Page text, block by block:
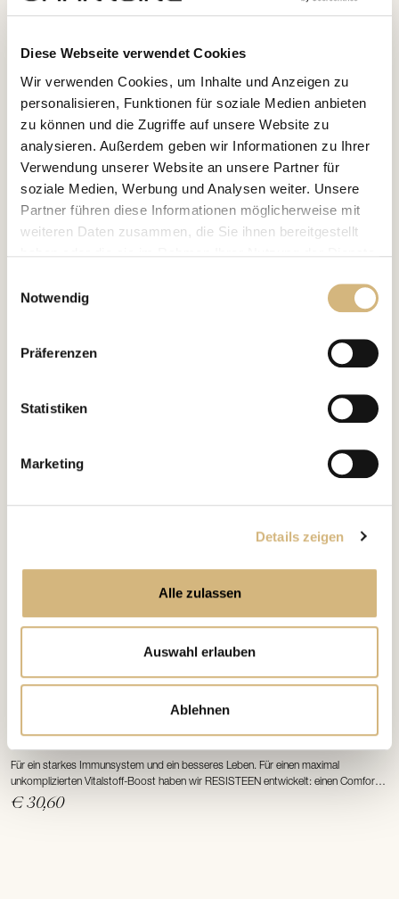
Diese Webseite verwendet Cookies
Wir verwenden Cookies, um Inhalte und Anzeigen zu
personalisieren, Funktionen für soziale Medien anbieten
zu können und die Zugriffe auf unsere Website zu
analysieren. Außerdem geben wir Informationen zu Ihrer
Verwendung unserer Website an unsere Partner für
soziale Medien, Werbung und Analysen weiter. Unsere
Partner führen diese Informationen möglicherweise mit
weiteren Daten zusammen, die Sie ihnen bereitgestellt
und im
mehr darüber, wer wir sind, wie Sie uns
kontaktieren können und wie wir personenbezogene
Notwendig
Präferenzen
Statistiken
Marketing
Details zeigen
Alle zulassen
Auswahl erlauben
Ablehnen
genommen werden.
Wir wünschen Dir eine gute und gesunde Reise.
Unsere Empfehlung
Für ein starkes Immunsystem und ein besseres Leben. Für einen maximal
unkomplizierten Vitalstoff-Boost haben wir RESISTEEN entwickelt: einen Comfort-
Spray mit vielen wertvollen Ingredienzen aus der Natur.
€ 30,60